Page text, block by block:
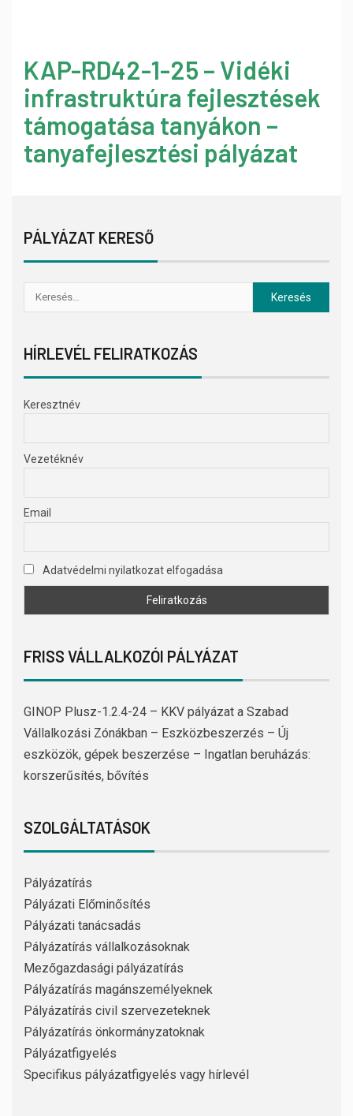
KAP-RD42-1-25 – Vidéki
infrastruktúra fejlesztések
támogatása tanyákon –
tanyafejlesztési pályázat
PÁLYÁZAT KERESŐ
HÍRLEVÉL FELIRATKOZÁS
Keresztnév
Vezetéknév
Email
Adatvédelmi nyilatkozat elfogadása
FRISS VÁLLALKOZÓI PÁLYÁZAT
GINOP Plusz-1.2.4-24 – KKV pályázat a Szabad
Vállalkozási Zónákban – Eszközbeszerzés – Új
eszközök, gépek beszerzése – Ingatlan beruházás:
korszerűsítés, bővítés
SZOLGÁLTATÁSOK
Pályázatírás
Pályázati Előminősítés
Pályázati tanácsadás
Pályázatírás vállalkozásoknak
Mezőgazdasági pályázatírás
Pályázatírás magánszemélyeknek
Pályázatírás civil szervezeteknek
Pályázatírás önkormányzatoknak
Pályázatfigyelés
Specifikus pályázatfigyelés vagy hírlevél